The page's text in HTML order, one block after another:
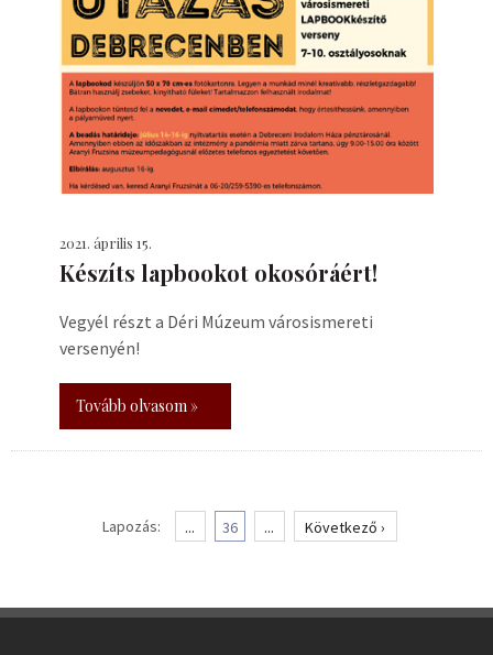
2021. április 15.
Készíts lapbookot okosóráért!
Vegyél részt a Déri Múzeum városismereti
versenyén!
Tovább olvasom »
Lapozás: ... 36 ... Következő ›